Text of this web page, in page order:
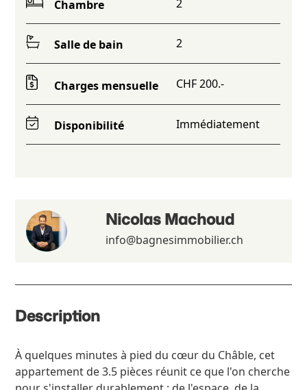
Description
À quelques minutes à pied du cœur du Châble, cet
appartement de 3.5 pièces réunit ce que l'on cherche
Chambre 2
Salle de bain 2
Charges mensuelle CHF 200.-
Disponibilité Immédiatement
Nicolas Machoud
info@bagnesimmobilier.ch